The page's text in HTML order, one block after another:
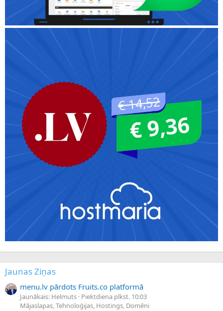
Jaunas Ziņas
menu.lv pārdots Fruits.co platformā
Jaunākais: Helmuts Piektdiena plkst. 10:03
Mājaslapas, Tehnoloģijas, Hostings, Domēni